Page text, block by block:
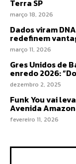
Terra SP
março 18, 2026
Dados viram
redefinem
março 11, 2026
Gres Unidos de
enredo 2026:
dezembro 2, 2025
Funk You vai
Avenida
fevereiro 11, 2026